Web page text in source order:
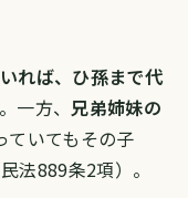
れば、ひ孫まで代
一方、兄弟姉妹の
ていてもその子
法889条2項）。